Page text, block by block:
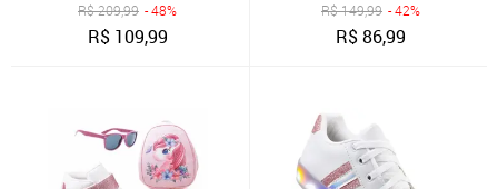
R$209,99 - 48%
R$ 109,99
R$149,99 - 42%
R$86,99